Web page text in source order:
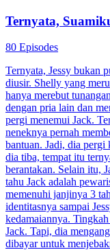
Ternyata,
80 Episodes
Ternyata, Jessy bukan
diusir. Shelly yang
hanya merebut
dengan pria lain dan
pergi menemui Jack.
neneknya pernah
bantuan. Jadi, dia pergi
dia tiba, tempat itu
berantakan. Selain itu,
tahu Jack adalah
memenuhi janjinya 3
identitasnya sampai
kedamaiannya.
Jack. Tapi, dia
dibayar untuk